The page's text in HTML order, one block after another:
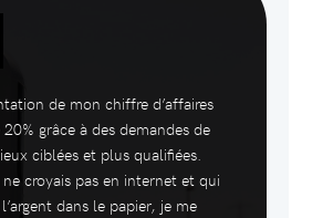
de mon chiffre d’affaires
grâce à des demandes de
ciblées et plus qualifiées.
croyais pas en internet et qui
dans le papier, je me